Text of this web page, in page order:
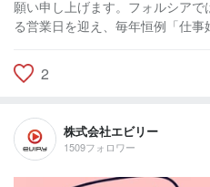
願い申し上げます。フォルシア
る営業日を迎え、毎年恒例「仕事
2
株式会社エビリー
1509フォロワー